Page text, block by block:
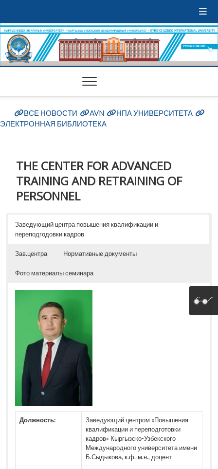
ВСЕ НОВОСТИ AVN
НПА УНИВЕРСИТЕТА
ЭЛЕКТРОННАЯ БИБЛИОТЕКА
THE CENTER FOR ADVANCED
TRAINING AND RETRAINING OF
PERSONNEL
Заведующий центра повышения квалификации и
переподгодовки кадров
Зав.центра Нормативные документы
Фото материалы семинара
Должность:
Заведующий центром «Повышения
квалификации и переподготовки
кадров» Кыргызско-Узбекского
Международного университета имени
Б.Сыдыкова, к.ф.-м.н., доцент